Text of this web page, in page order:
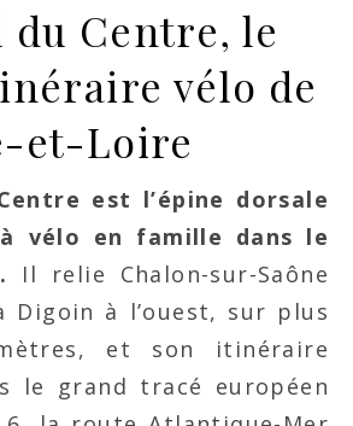
du Centre, le
vélo de
et-Loire
est l’épine dorsale
vélo en famille dans le
Il relie Chalon-sur-Saône
Digoin à l’ouest, sur plus
et son itinéraire
le grand tracé européen